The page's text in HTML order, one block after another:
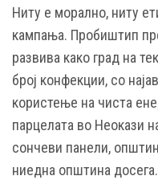
Ниту е морално, ниту
кампања. Пробиштип
развива како град на
број конфекции, со
користење на чиста
парцелата во Неокази
сончеви панели,
ниедна општина